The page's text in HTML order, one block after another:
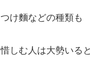
け麵などの種類も
しむ人は大勢いる